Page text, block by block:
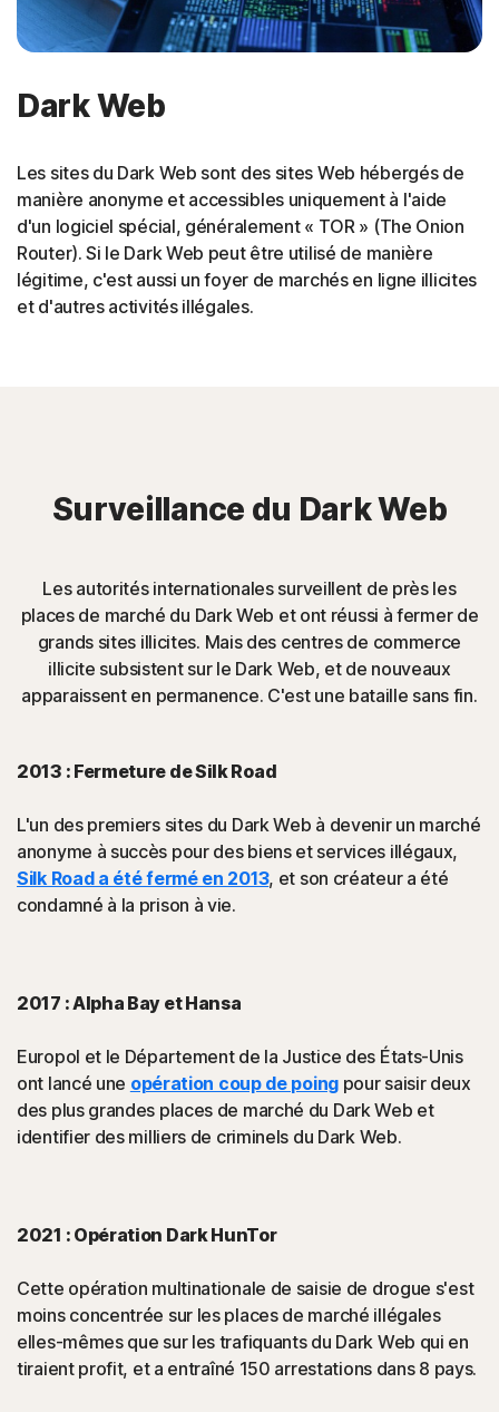
Dark Web
Les sites du Dark Web sont des sites Web hébergés de
manière anonyme et accessibles uniquement à l'aide
d'un logiciel spécial, généralement « TOR » (The Onion
Router). Si le Dark Web peut être utilisé de manière
légitime, c'est aussi un foyer de marchés en ligne illicites
et d'autres activités illégales.
Surveillance du Dark Web
Les autorités internationales surveillent de près les
places de marché du Dark Web et ont réussi à fermer de
grands sites illicites. Mais des centres de commerce
illicite subsistent sur le Dark Web, et de nouveaux
apparaissent en permanence. C'est une bataille sans fin.
2013 : Fermeture de Silk Road
L'un des premiers sites du Dark Web à devenir un marché
anonyme à succès pour des biens et services illégaux,
Silk Road a été fermé en 2013, et son créateur a été
condamné à la prison à vie.
2017 : Alpha Bay et Hansa
Europol et le Département de la Justice des États-Unis
ont lancé une opération coup de poingpour saisir deux
des plus grandes places de marché du Dark Web et
identifier des milliers de criminels du Dark Web.
2021 : Opération Dark HunTor
Cette opération multinationale de saisie de drogue s'est
moins concentrée sur les places de marché illégales
elles-mêmes que sur les trafiquants du Dark Web qui en
tiraient profit, et a entraîné 150 arrestations dans 8 pays.